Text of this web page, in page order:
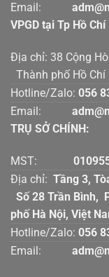
Email:
VPGD tại Tp Hồ
Địa chỉ: 38
Thành phố Hồ Chí
Hotline/Zalo: 056
Email:
TRỤ SỞ CHÍNH:
MST:
Địa chỉ: Tầng
Số 28 Trần
phố Hà Nội, Việt
Hotline/Zalo: 056
Email: